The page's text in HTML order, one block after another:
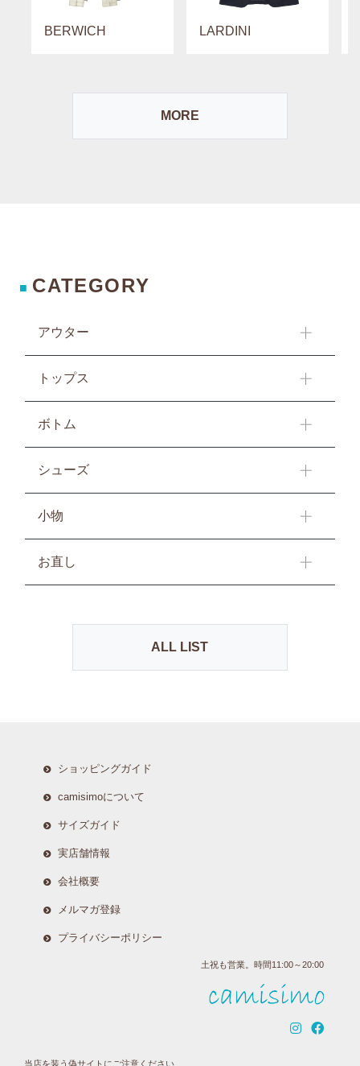
BERWICH LARDINI
MORE
■ CATEGORY
アウター
トップス
ボトム
シューズ
小物
お直し
ALL LIST
ショッピングガイド
camisimoについて
サイズガイド
実店舗情報
会社概要
メルマガ登録
プライバシーポリシー
土祝も営業。時間11:00～20:00
当店を装う偽サイトにご注意ください